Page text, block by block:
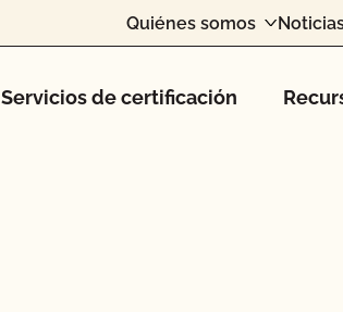
Quiénes somos
Servicios de certificación